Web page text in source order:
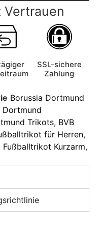
Vertrauen
SSL-sichere
Zahlung
Borussia Dortmund
Dortmund
Trikots, BVB
für Herren,
Fußballtrikot Kurzarm,